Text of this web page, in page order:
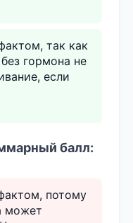
так как
гормона не
если
балл:
потому
может